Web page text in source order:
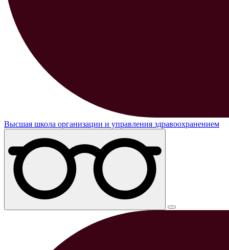
Высшая школа организации и управления здравоохранением